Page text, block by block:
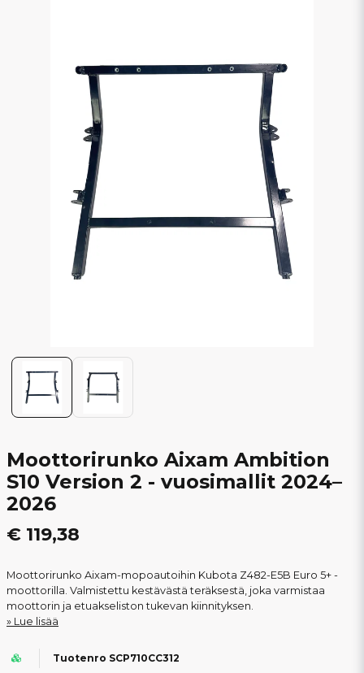
Moottorirunko Aixam Ambition
S10 Version 2 - vuosimallit 2024–
2026
€ 119,38
Moottorirunko Aixam-mopoautoihin Kubota Z482-E5B Euro 5+ -
moottorilla. Valmistettu kestävästä teräksestä, joka varmistaa
moottorin ja etuakseliston tukevan kiinnityksen.
Lue lisää
Tuotenro SCP710CC312